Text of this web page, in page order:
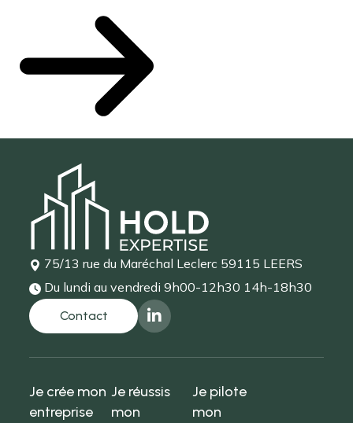
75/13 rue du Maréchal Leclerc 59115 LEERS
Du lundi au vendredi9h00-12h30 14h-18h30
Je crée mon
entreprise
Je réussis
mon
Je pilote
mon